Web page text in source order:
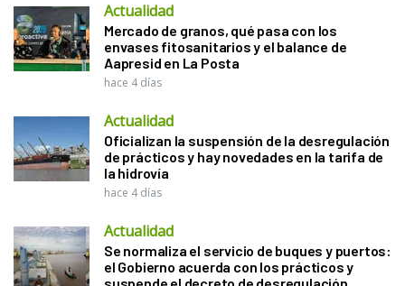
Actualidad
Mercado de granos, qué pasa con los
envases fitosanitarios y el balance de
Aapresid en La Posta
hace 4 días
Actualidad
Oficializan la suspensión de la desregulación
de prácticos y hay novedades en la tarifa de
la hidrovía
hace 4 días
Actualidad
Se normaliza el servicio de buques y puertos:
el Gobierno acuerda con los prácticos y